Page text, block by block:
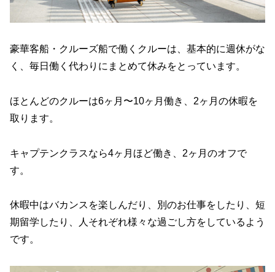
豪華客船・クルーズ船で働くクルーは、基本的に週休がな
く、毎日働く代わりにまとめて休みをとっています。
ほとんどのクルーは6ヶ月〜10ヶ月働き、2ヶ月の休暇を
取ります。
キャプテンクラスなら4ヶ月ほど働き、2ヶ月のオフで
す。
休暇中はバカンスを楽しんだり、別のお仕事をしたり、短
期留学したり、人それぞれ様々な過ごし方をしているよう
です。